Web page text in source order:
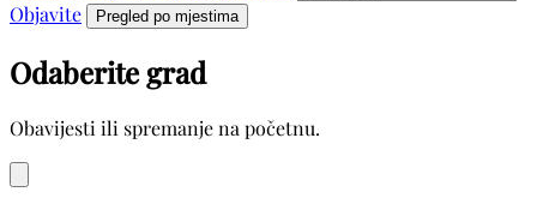
Objavite
Pregled po mjestima
Odaberite grad
Obavijesti ili spremanje na početnu.